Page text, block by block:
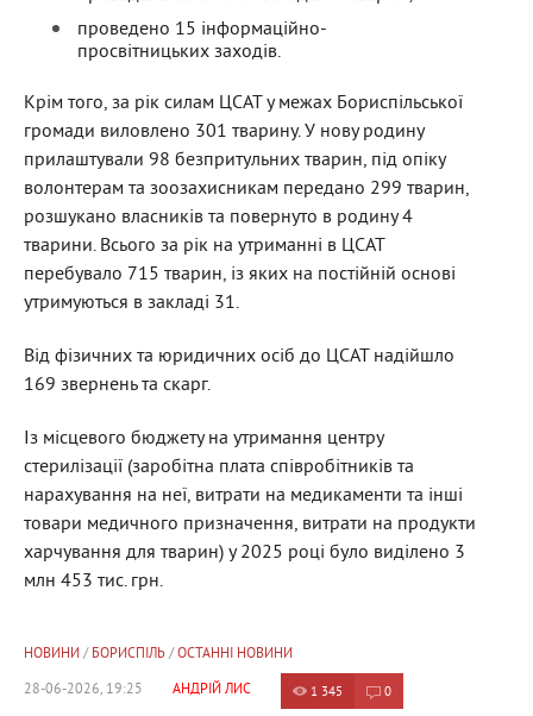
проведено 15 інформаційно-
просвітницьких заходів.
Крім того, за рік силам ЦСАТ у межах Бориспільської
громади виловлено 301 тварину. У нову родину
прилаштували 98 безпритульних тварин, під опіку
волонтерам та зоозахисникам передано 299 тварин,
розшукано власників та повернуто в родину 4
тварини. Всього за рік на утриманні в ЦСАТ
перебувало 715 тварин, із яких на постійній основі
утримуються в закладі 31.
Від фізичних та юридичних осіб до ЦСАТ надійшло
169 звернень та скарг.
Із місцевого бюджету на утримання центру
стерилізації (заробітна плата співробітників та
нарахування на неї, витрати на медикаменти та інші
товари медичного призначення, витрати на продукти
харчування для тварин) у 2025 році було виділено 3
млн 453 тис. грн.
НОВИНИ/ БОРИСПІЛЬ/ ОСТАННІ НОВИНИ
28-06-2026, 19:25
АНДРІЙ ЛИС 1 345 0